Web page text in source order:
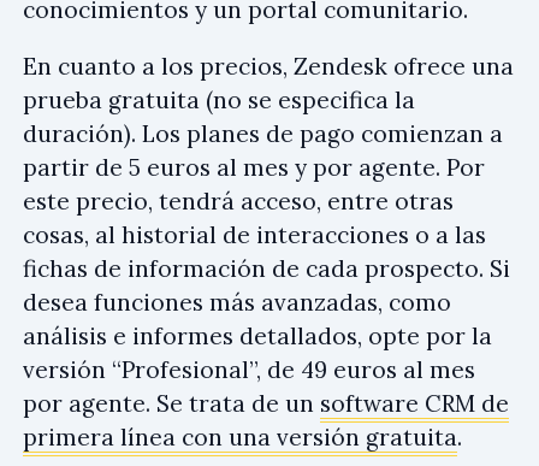
conocimientos y un portal comunitario.
En cuanto a los precios, Zendesk ofrece una
prueba gratuita (no se especifica la
duración). Los planes de pago comienzan a
partir de 5 euros al mes y por agente. Por
este precio, tendrá acceso, entre otras
cosas, al historial de interacciones o a las
fichas de información de cada prospecto. Si
desea funciones más avanzadas, como
análisis e informes detallados, opte por la
versión “Profesional”, de 49 euros al mes
por agente. Se trata de un software CRM de
primera línea con una versión gratuita.